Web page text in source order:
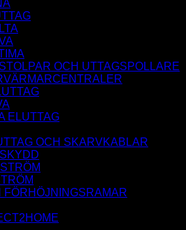
OCH UTTAGSPOLLARE
ELUTTAG
OCH SKARVKABLAR
FÖRHÖJNINGSRAMAR